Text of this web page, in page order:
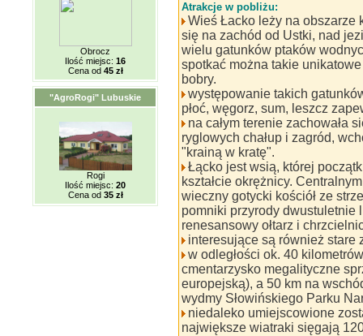
Obrocz
Ilość miejsc: 16
Cena od 45 zł
"AgroRogi" Lubuskie
Rogi
Ilość miejsc: 20
Cena od 35 zł
Atrakcje w pobliżu:
Wieś Łacko leży na obszarze
się na zachód od Ustki, nad
wielu gatunków ptaków
spotkać można takie
bobry.
występowanie takich
płoć, węgorz, sum, leszcz
na całym terenie zachowała
ryglowych chałup i zagród,
"krainą w kratę".
Łącko jest wsią, której
kształcie okrężnicy.
wieczny gotycki kościół ze
pomniki przyrody dwustuletnie
renesansowy ołtarz i
interesujące są również stare
w odległości ok. 40
cmentarzysko megalityczne
europejską), a 50 km na
wydmy Słowińskiego Parku
niedaleko umiejscowione
największe wiatraki sięgają